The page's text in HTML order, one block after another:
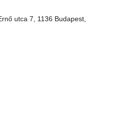
utca 7, 1136 Budapest,